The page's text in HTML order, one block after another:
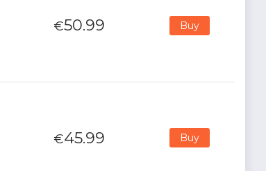
€50.99 Buy
€45.99 Buy